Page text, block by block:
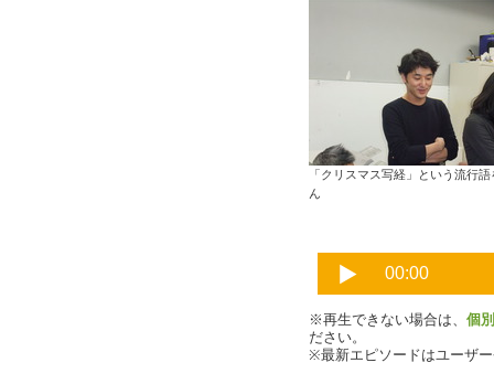
「クリスマス写経」という流行
ん
※再生できない場合は、 個
ださい。
※最新エピソードはユーザ